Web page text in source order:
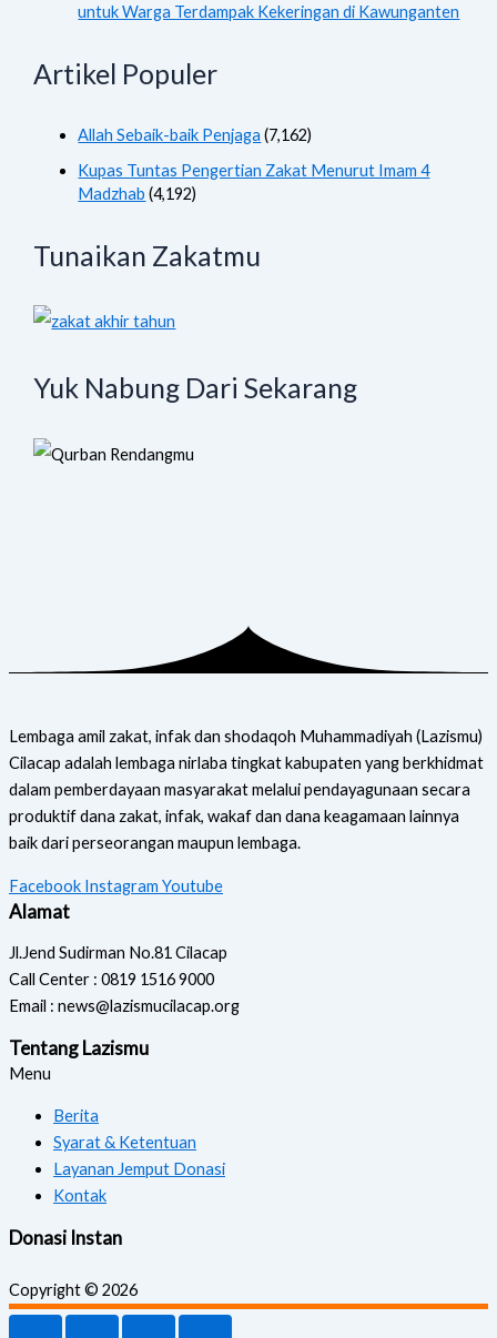
untuk Warga Terdampak Kekeringan di Kawunganten
Artikel Populer
Allah Sebaik-baik Penjaga (7,162)
Kupas Tuntas Pengertian Zakat Menurut Imam 4
Madzhab (4,192)
Tunaikan Zakatmu
Yuk Nabung Dari Sekarang
Lembaga amil zakat, infak dan shodaqoh Muhammadiyah (Lazismu)
Cilacap adalah lembaga nirlaba tingkat kabupaten yang berkhidmat
dalam pemberdayaan masyarakat melalui pendayagunaan secara
produktif dana zakat, infak, wakaf dan dana keagamaan lainnya
baik dari perseorangan maupun lembaga.
Facebook Instagram Youtube
Alamat
Jl.Jend Sudirman No.81 Cilacap
Call Center : 0819 1516 9000
Email : news@lazismucilacap.org
Tentang Lazismu
Menu
Berita
Syarat & Ketentuan
Layanan Jemput Donasi
Kontak
Donasi Instan
Copyright © 2026